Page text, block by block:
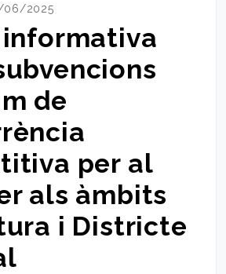
06/2025
informativa
de
per al
als àmbits
i Districte